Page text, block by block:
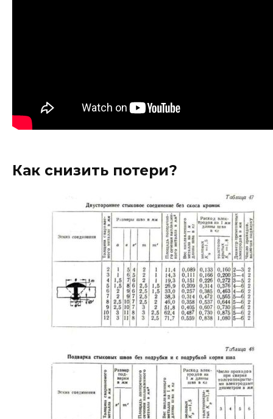
Как снизить потери?